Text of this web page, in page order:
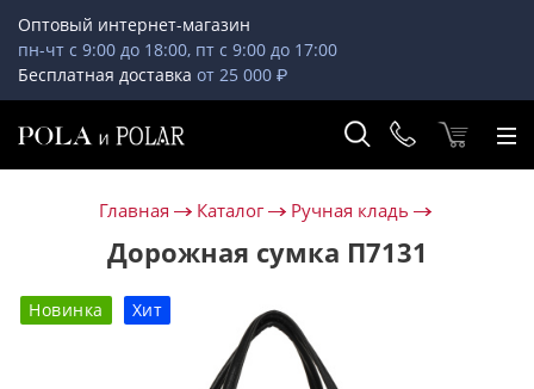
Оптовый интернет-магазин
пн-чт с 9:00 до 18:00, пт с 9:00 до 17:00
Бесплатная доставка от 25 000 ₽
Главная Каталог Ручная кладь
Дорожная сумка П7131
Новинка Хит